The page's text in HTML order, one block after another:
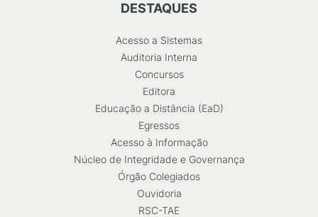
DESTAQUES
Acesso a Sistemas
Auditoria Interna
Concursos
Editora
Educação a Distância (EaD)
Egressos
Acesso à Informação
Núcleo de Integridade e Governança
Órgão Colegiados
Ouvidoria
RSC-TAE